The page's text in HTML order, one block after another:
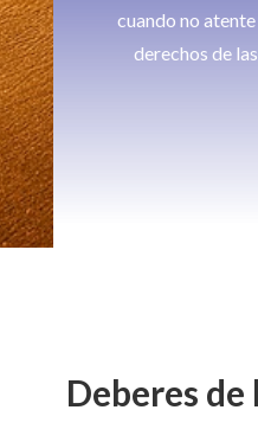
cuando no
derechos de
Deberes